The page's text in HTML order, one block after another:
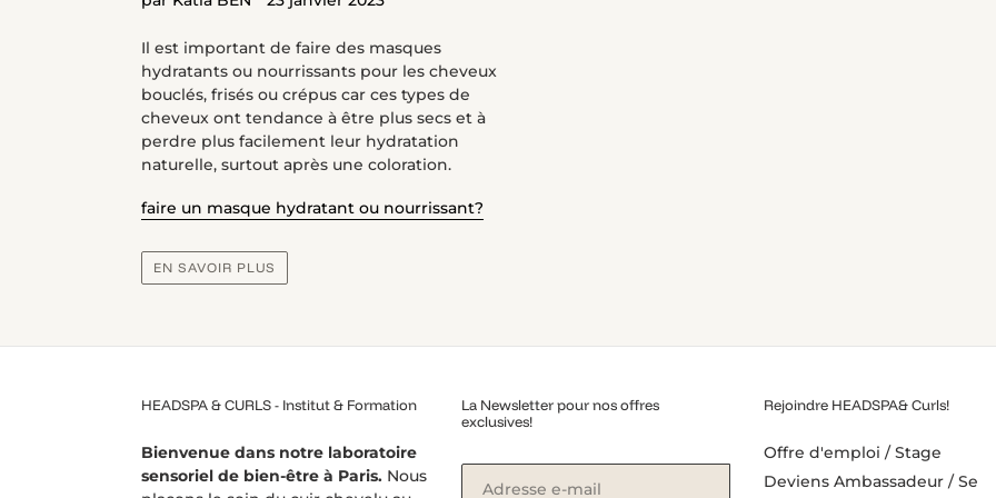
Il est important de faire des masques
hydratants ou nourrissants pour les cheveux
bouclés, frisés ou crépus car ces types de
cheveux ont tendance à être plus secs et à
perdre plus facilement leur hydratation
naturelle, surtout après une coloration.
faire un masque hydratant ou nourrissant?
EN SAVOIR PLUS
HEADSPA & CURLS - Institut & Formation
Bienvenue dans notre laboratoire
sensoriel de bien-être à Paris. Nous
La Newsletter pour nos offres
exclusives!
Rejoindre HEADSPA& Curls!
Offre d'emploi / Stage
Deviens Ambassadeur / Se